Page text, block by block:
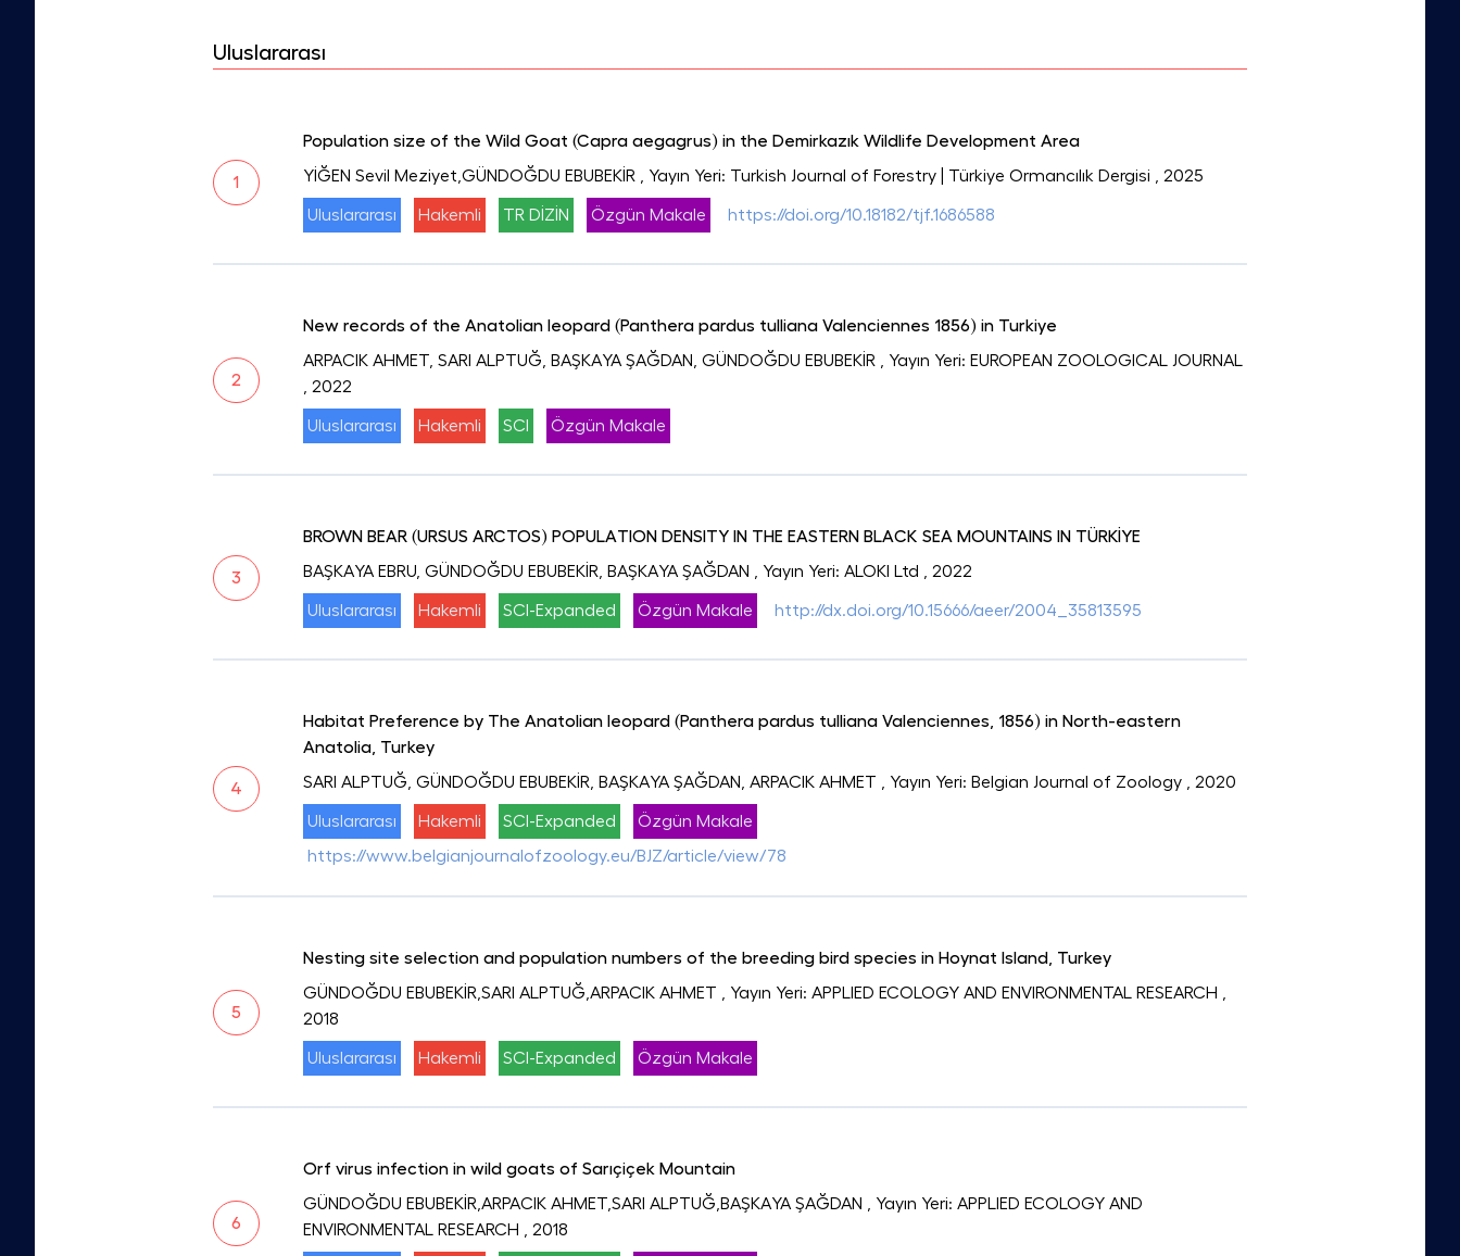
Uluslararası
1
Population size of the Wild Goat (Capra aegagrus) in the Demirkazık Wildlife Development Area
YİĞEN Sevil Meziyet,GÜNDOĞDU EBUBEKİR
, Yayın Yeri: Turkish Journal of Forestry | Türkiye Ormancılık Dergisi , 2025
Uluslararası Hakemli TR DİZİN Özgün Makale https://doi.org/10.18182/tjf.1686588
2
New records of the Anatolian leopard (Panthera pardus tulliana Valenciennes 1856) in Turkiye
ARPACIK AHMET, SARI ALPTUĞ, BAŞKAYA ŞAĞDAN, GÜNDOĞDU EBUBEKİR
, Yayın Yeri: EUROPEAN ZOOLOGICAL JOURNAL
, 2022
Uluslararası Hakemli SCI Özgün Makale
3
BROWN BEAR (URSUS ARCTOS) POPULATION DENSITY IN THE EASTERN BLACK SEA MOUNTAINS IN TÜRKİYE
BAŞKAYA EBRU, GÜNDOĞDU EBUBEKİR, BAŞKAYA ŞAĞDAN
, Yayın Yeri: ALOKI Ltd , 2022
Uluslararası Hakemli SCI-Expanded Özgün Makale http://dx.doi.org/10.15666/aeer/2004_35813595
4
Habitat Preference by The Anatolian leopard (Panthera pardus tulliana Valenciennes, 1856) in North-eastern
Anatolia, Turkey
SARI ALPTUĞ, GÜNDOĞDU EBUBEKİR, BAŞKAYA ŞAĞDAN, ARPACIK AHMET
, Yayın Yeri: Belgian Journal of Zoology , 2020
Uluslararası Hakemli SCI-Expanded
Özgün Makale
https://www.belgianjournalofzoology.eu/BJZ/article/view/78
5
Nesting site selection and population numbers of the breeding bird species in Hoynat Island, Turkey
GÜNDOĞDU EBUBEKİR,SARI ALPTUĞ,ARPACIK AHMET
, Yayın Yeri: APPLIED ECOLOGY AND ENVIRONMENTAL RESEARCH
2018
Uluslararası Hakemli SCI-Expanded Özgün Makale
6
Orf virus infection in wild goats of Sarıçiçek Mountain
GÜNDOĞDU EBUBEKİR,ARPACIK AHMET,SARI ALPTUĞ,BAŞKAYA ŞAĞDAN
, Yayın Yeri: APPLIED ECOLOGY AND
ENVIRONMENTAL RESEARCH
, 2018